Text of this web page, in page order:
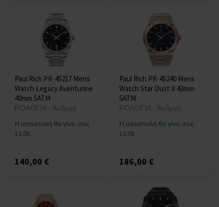
Paul Rich PR-45217 Mens
Watch Legacy Aventurine
40mm 5ATM
ΡΟΛΟΓΙΑ - Άνδρες
Η αποστολή θα γίνει στις
13.08.
140,00 €
Paul Rich PR-45240 Mens
Watch Star Dust II 43mm
5ATM
ΡΟΛΟΓΙΑ - Άνδρες
Η αποστολή θα γίνει στις
13.08.
186,00 €